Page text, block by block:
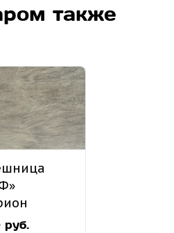
также
№290